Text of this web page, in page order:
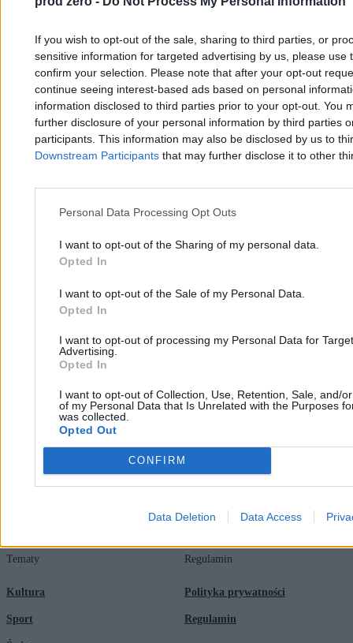
If you wish to opt-out of the sale, sharing to third parties, or
sensitive information for targeted advertising by us, please use
confirm your selection. Please note that after your opt-out
continue seeing interest-based ads based on personal
information disclosed to third parties prior to your opt-out. You
further disclosure of your personal information by third parties
participants. This information may also be disclosed by us to
Downstream Participants that may further disclose it to other
Personal Data Processing Opt Outs
I want to opt-out of the Sharing of my personal data.
Opted In
I want to opt-out of the Sale of my Personal Data.
Opted In
I want to opt-out of processing my Personal Data for
Advertising.
Opted In
I want to opt-out of Collection, Use, Retention, Sale, and/
of my Personal Data that Is Unrelated with the Purposes
was collected.
Opted Out
CONFIRM
Data Deletion Data Access
Kukiz zapytany o Nawrockiego. Ma dwie
„pretensje”
Kasjan Owsianko
26.03.2026
Nawrockiego
Tematy
Opinie
Tematy
Kultura
Sport
Regulamin
Polityka prywatności
Regulamin